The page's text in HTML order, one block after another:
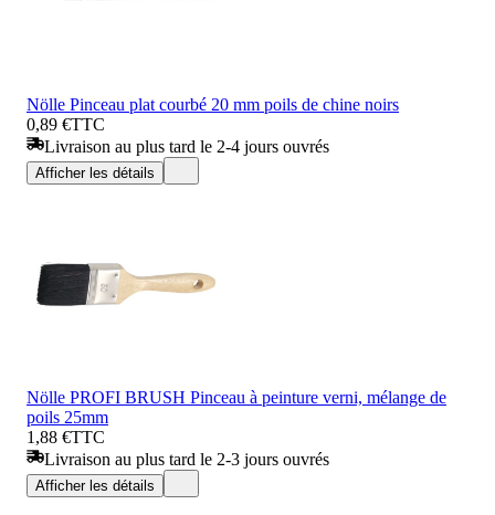
Nölle Pinceau plat courbé 20 mm poils de chine noirs
0,89 €TTC
Livraison au plus tard le 2-4 jours ouvrés
Afficher les détails
Nölle PROFI BRUSH Pinceau à peinture verni, mélange de
poils 25mm
1,88 €TTC
Livraison au plus tard le 2-3 jours ouvrés
Afficher les détails